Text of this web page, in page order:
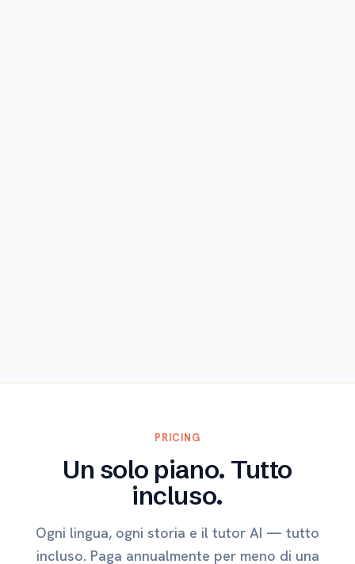
PRICING
Un solo piano. Tutto
incluso.
Ogni lingua, ogni storia e il tutor AI — tutto
incluso. Paga annualmente per meno di una